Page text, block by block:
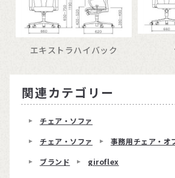
エキストラハイバック
関連カテゴリー
チェア・ソファ
チェア・ソファ
事務用チェア・オ
ブランド
giroflex